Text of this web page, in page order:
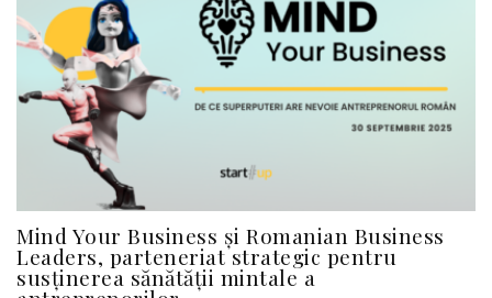
Mind Your Business și Romanian Business
Leaders, parteneriat strategic pentru
susținerea sănătății mintale a